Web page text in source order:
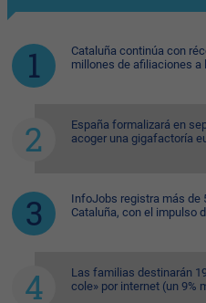
Cataluña continúa con
millones de afiliaciones a
España formalizará en
acoger una gigafactoría
InfoJobs registra más de
Cataluña, con el impulso
Las familias destinarán
cole» por internet (un 9%